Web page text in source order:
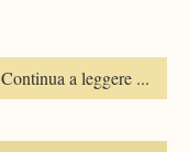
Continua a leggere ...